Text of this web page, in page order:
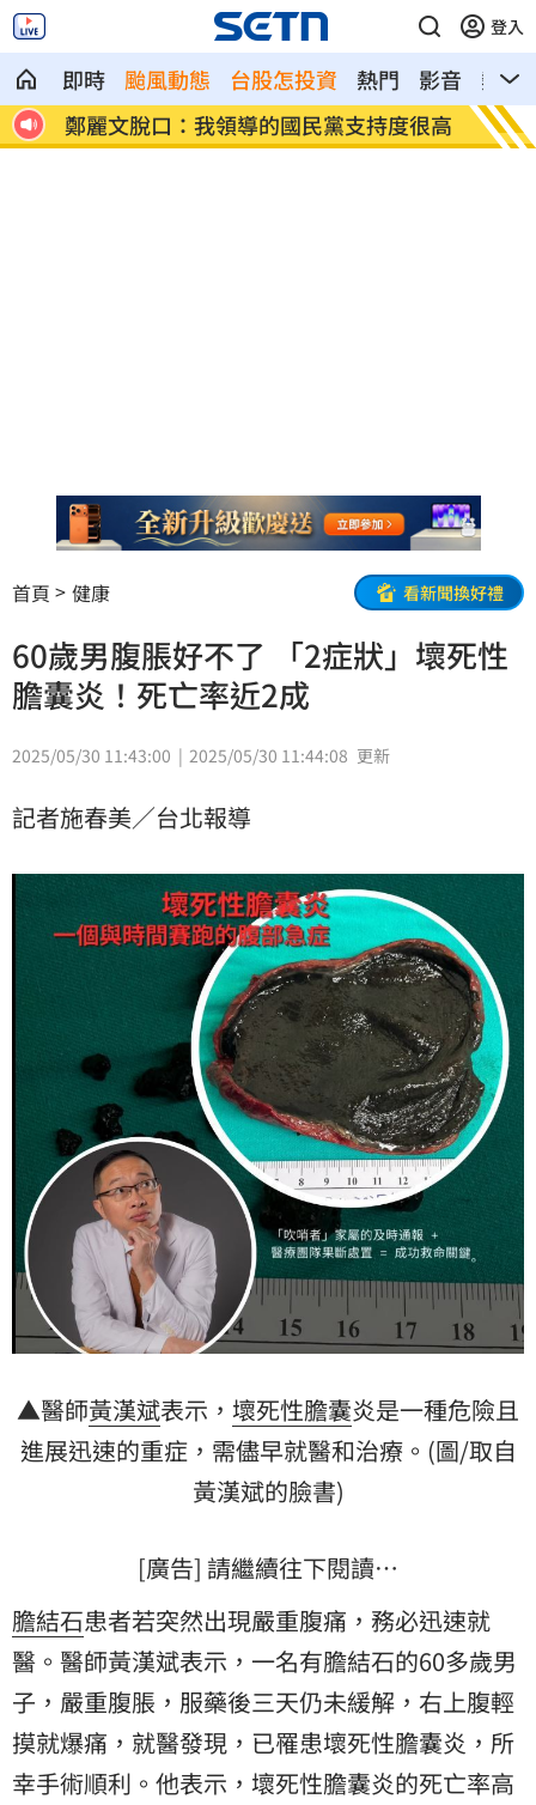
登入
即時 颱風動態 台股怎投資 熱門 影音
熱搜
鄭麗文脫口：我領導的國民黨支持度很高 投信
首頁 健康 看新聞換好禮
60歲男腹脹好不了 「2症狀」壞死性
膽囊炎！死亡率近2成
2025/05/30 11:43:00 2025/05/30 11:44:08 更新
記者施春美／台北報導
▲醫師黃漢斌表示， 壞死性膽囊炎是一種危險且
進展迅速的重症，需儘早就醫和治療。(圖/取自
黃漢斌的臉書)
[廣告] 請繼續往下閱讀…
膽結石患者若突然出現嚴重腹痛，務必迅速就
醫。醫師黃漢斌表示，一名有膽結石的60多歲男
子，嚴重腹脹，服藥後三天仍未緩解，右上腹輕
摸就爆痛，就醫發現，已罹患壞死性膽囊炎，所
幸手術順利。他表示，壞死性膽囊炎的死亡率高